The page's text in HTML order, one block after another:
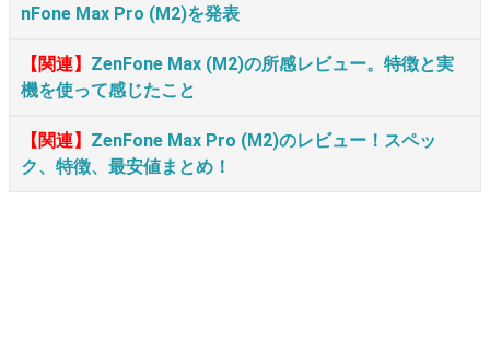
nFone Max Pro (M2)を発表
【関連】 ZenFone Max (M2)の所感レビュー。特徴と実
機を使って感じたこと
【関連】 ZenFone Max Pro (M2)のレビュー！スペッ
ク、特徴、最安値まとめ！